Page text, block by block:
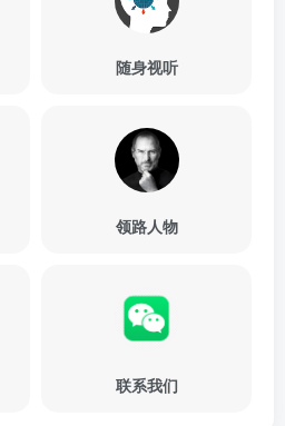
随身视听
领路人物
联系我们